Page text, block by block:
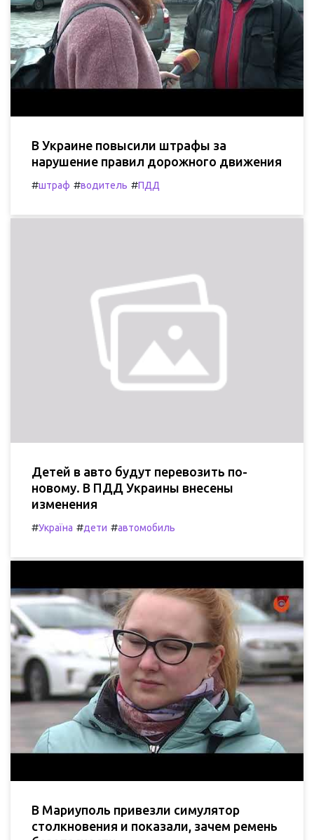
В Украине повысили штрафы за
нарушение правил дорожного движения
#штраф #водитель #ПДД
Детей в авто будут перевозить по-
новому. В ПДД Украины внесены
изменения
#Україна #дети #автомобиль
В Мариуполь привезли симулятор
столкновения и показали, зачем ремень